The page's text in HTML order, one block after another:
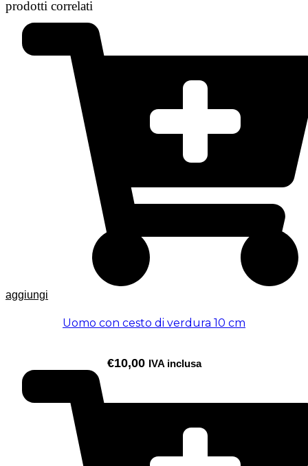
prodotti correlati
aggiungi
Uomo con cesto di verdura 10 cm
€10,00 IVA inclusa